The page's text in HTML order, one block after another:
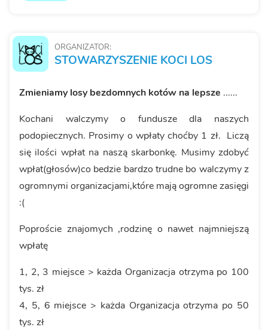
ORGANIZATOR:
STOWARZYSZENIE KOCI LOS
Zmieniamy losy bezdomnych kotów na lepsze ......
Kochani walczymy o fundusze dla naszych
podopiecznych. Prosimy o wpłaty choćby 1 zł. Liczą
się ilości wpłat na naszą skarbonkę. Musimy zdobyć
wpłat(głosów)co bedzie bardzo trudne bo walczymy z
ogromnymi organizacjami,które mają ogromne zasięgi
:(
Poproście znajomych ,rodzinę o nawet najmniejszą
wpłatę
1, 2, 3 miejsce > każda Organizacja otrzyma po 100
tys. zł
4, 5, 6 miejsce > każda Organizacja otrzyma po 50
tys. zł